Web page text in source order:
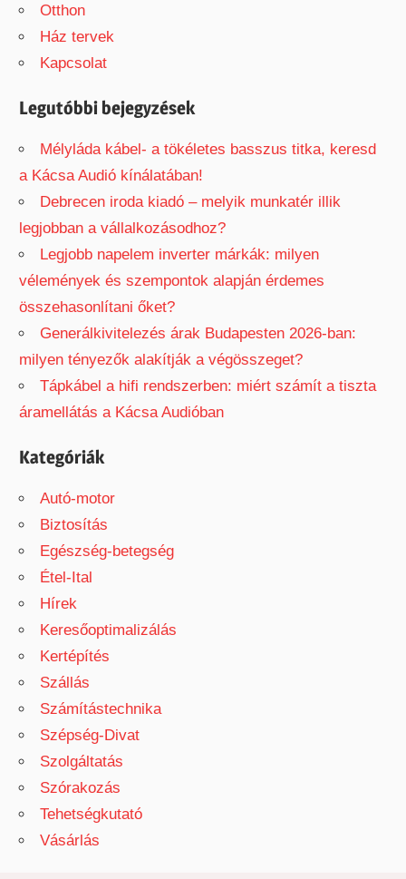
r
Otthon
Ház tervek
Kapcsolat
Legutóbbi bejegyzések
Mélyláda kábel- a tökéletes basszus titka, keresd
a Kácsa Audió kínálatában!
Debrecen iroda kiadó – melyik munkatér illik
legjobban a vállalkozásodhoz?
Legjobb napelem inverter márkák: milyen
vélemények és szempontok alapján érdemes
összehasonlítani őket?
Generálkivitelezés árak Budapesten 2026-ban:
milyen tényezők alakítják a végösszeget?
Tápkábel a hifi rendszerben: miért számít a tiszta
áramellátás a Kácsa Audióban
Kategóriák
Autó-motor
Biztosítás
Egészség-betegség
Étel-Ital
Hírek
Keresőoptimalizálás
Kertépítés
Szállás
Számítástechnika
Szépség-Divat
Szolgáltatás
Szórakozás
Tehetségkutató
Vásárlás